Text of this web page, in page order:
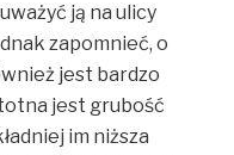
ją na ulicy
zapomnieć, o
jest bardzo
jest grubość
im niższa